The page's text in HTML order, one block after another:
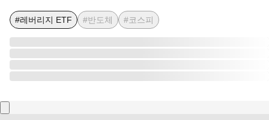
#레버리지 ETF #반도체 #코스피